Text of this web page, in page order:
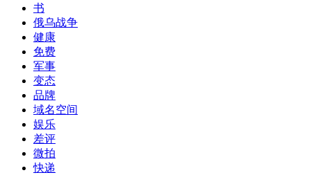
书
俄乌战争
健康
免费
军事
变态
品牌
域名空间
娱乐
差评
微拍
快递